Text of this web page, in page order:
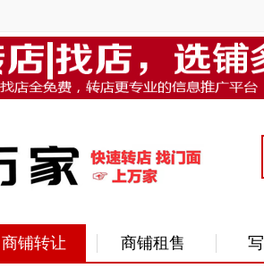
铺管理系统|商铺出租系统源码专业为您服务，
商铺转让 商铺租售